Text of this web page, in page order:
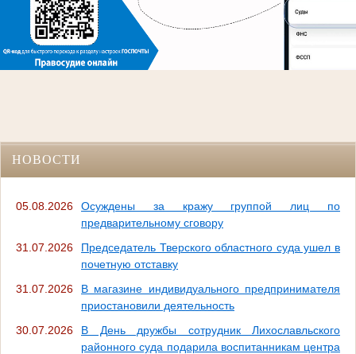
НОВОСТИ
05.08.2026
Осуждены за кражу группой лиц по
предварительному сговору
31.07.2026
Председатель Тверского областного суда ушел в
почетную отставку
31.07.2026
В магазине индивидуального предпринимателя
приостановили деятельность
30.07.2026
В День дружбы сотрудник Лихославльского
районного суда подарила воспитанникам центра